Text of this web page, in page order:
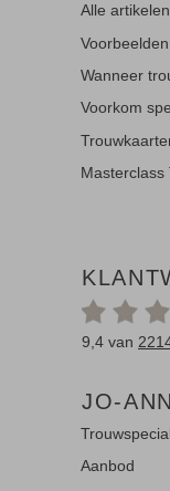
Alle artikelen
Wanneer
Voorkom
Masterclass
9,4 van
JO-
Aanbod